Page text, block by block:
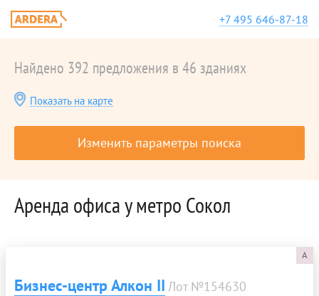
+7 495 646-87-18
Найдено 392 предложения в 46 зданиях
Показать на карте
Изменить параметры поиска
Аренда офиса у метро Сокол
A
Бизнес-центр Алкон II Лот №154630